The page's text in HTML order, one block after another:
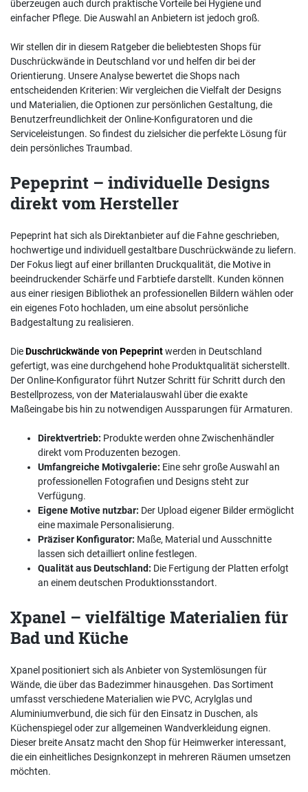
überzeugen auch durch praktische Vorteile bei Hygiene und
einfacher Pflege. Die Auswahl an Anbietern ist jedoch groß.
Wir stellen dir in diesem Ratgeber die beliebtesten Shops für
Duschrückwände in Deutschland vor und helfen dir bei der
Orientierung. Unsere Analyse bewertet die Shops nach
entscheidenden Kriterien: Wir vergleichen die Vielfalt der Designs
und Materialien, die Optionen zur persönlichen Gestaltung, die
Benutzerfreundlichkeit der Online-Konfiguratoren und die
Serviceleistungen. So findest du zielsicher die perfekte Lösung für
dein persönliches Traumbad.
Pepeprint – individuelle Designs
direkt vom Hersteller
Pepeprint hat sich als Direktanbieter auf die Fahne geschrieben,
hochwertige und individuell gestaltbare Duschrückwände zu liefern.
Der Fokus liegt auf einer brillanten Druckqualität, die Motive in
beeindruckender Schärfe und Farbtiefe darstellt. Kunden können
aus einer riesigen Bibliothek an professionellen Bildern wählen oder
ein eigenes Foto hochladen, um eine absolut persönliche
Badgestaltung zu realisieren.
DieDuschrückwände von Pepeprintwerden in Deutschland
gefertigt, was eine durchgehend hohe Produktqualität sicherstellt.
Der Online-Konfigurator führt Nutzer Schritt für Schritt durch den
Bestellprozess, von der Materialauswahl über die exakte
Maßeingabe bis hin zu notwendigen Aussparungen für Armaturen.
Direktvertrieb: Produkte werden ohne Zwischenhändler
direkt vom Produzenten bezogen.
Umfangreiche Motivgalerie: Eine sehr große Auswahl an
professionellen Fotografien und Designs steht zur
Verfügung.
Eigene Motive nutzbar: Der Upload eigener Bilder ermöglicht
eine maximale Personalisierung.
Präziser Konfigurator: Maße, Material und Ausschnitte
lassen sich detailliert online festlegen.
Qualität aus Deutschland: Die Fertigung der Platten erfolgt
an einem deutschen Produktionsstandort.
Xpanel – vielfältige Materialien für
Bad und Küche
Xpanel positioniert sich als Anbieter von Systemlösungen für
Wände, die über das Badezimmer hinausgehen. Das Sortiment
umfasst verschiedene Materialien wie PVC, Acrylglas und
Aluminiumverbund, die sich für den Einsatz in Duschen, als
Küchenspiegel oder zur allgemeinen Wandverkleidung eignen.
Dieser breite Ansatz macht den Shop für Heimwerker interessant,
die ein einheitliches Designkonzept in mehreren Räumen umsetzen
möchten.